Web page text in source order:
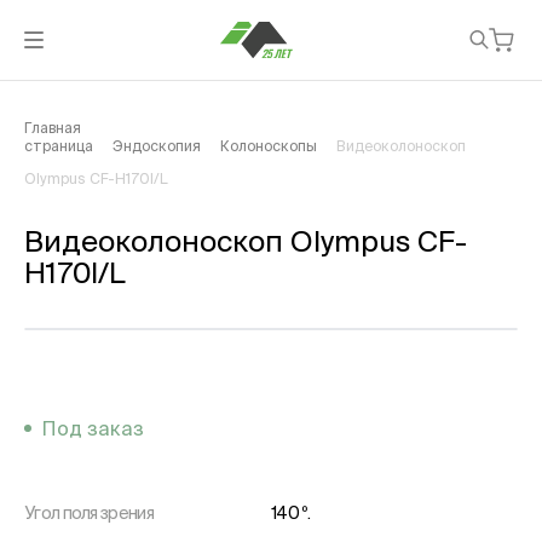
Главная
страница
Эндоскопия Колоноскопы Видеоколоноскоп
Olympus CF-H170I/L
Видеоколоноскоп Olympus CF-
H170I/L
Под заказ
Угол поля зрения
140 º.